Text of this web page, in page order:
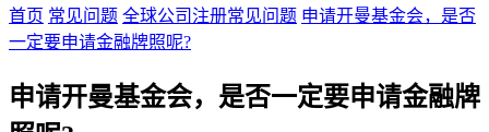
首页 常见问题 全球公司注册常见问题 申请开曼基金会，是否
一定要申请金融牌照呢?
申请开曼基金会，是否一定要申请金融牌